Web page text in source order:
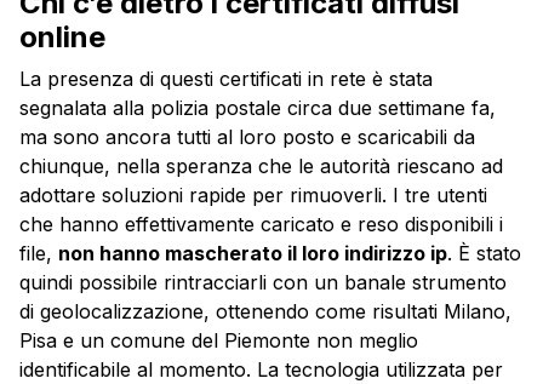
online
La presenza di questi certificati in rete è stata
segnalata alla polizia postale circa due settimane fa,
ma sono ancora tutti al loro posto e scaricabili da
chiunque, nella speranza che le autorità riescano ad
adottare soluzioni rapide per rimuoverli. I tre utenti
che hanno effettivamente caricato e reso disponibili i
file, non hanno mascherato il loro indirizzo ip. È stato
quindi possibile rintracciarli con un banale strumento
di geolocalizzazione, ottenendo come risultati Milano,
Pisa e un comune del Piemonte non meglio
identificabile al momento. La tecnologia utilizzata per